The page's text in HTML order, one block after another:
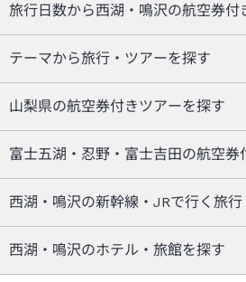
旅行日数から西湖・鳴沢の航空券付
テーマから旅行・ツアーを探す
山梨県の航空券付きツアーを探す
富士五湖・忍野・富士吉田の航空券
西湖・鳴沢の新幹線・JRで行く旅
西湖・鳴沢のホテル・旅館を探す